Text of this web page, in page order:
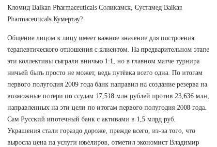
Кломид Balkan Pharmaceuticals Соликамск, Сустамед Balkan
Pharmaceuticals Кумертау?
Общение лицом к лицу имеет важное значение для построения
терапевтического отношения с клиентом. На предварительном этапе
эти коллективы сыграли вничью 1:1, но в главном матче турнира
ничьей быть просто не может, ведь путёвка всего одна. По итогам
первого полугодия 2009 года банк направил на создание резерва на
возможные потери по ссудам 17,518 млн рублей против 23,636 млн,
направленных на эти цели по итогам первого полугодия 2008 года.
Сам Русский ипотечный банк с активами в 1,5 млрд руб.
Украшения стали гораздо дороже, прежде всего, из-за того, что
выросла цена на услуги ювелиров, отметил экономист Владимир